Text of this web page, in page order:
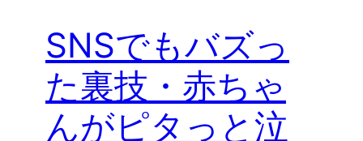
SNSでもバズっ
た裏技・赤ちゃ
んがピタっと泣